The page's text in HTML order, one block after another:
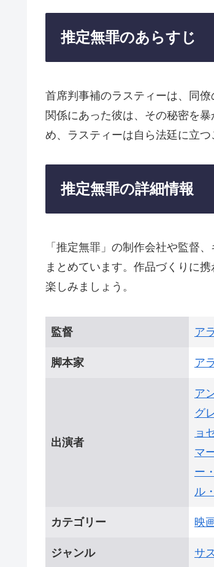
推定無罪のあらすじ
首席判事補のラスティーは、同
関係にあった彼は、その秘密を
め、ラスティーは自ら法廷に立つ
推定無罪の詳細情報
「推定無罪」の制作会社や監督
まとめています。作品づくりに
楽しみましょう。
監督 ア
脚本家 ア
出演者
ア
グ
ョ
マ
ー
ル
カテゴリー 映
ジャンル サ